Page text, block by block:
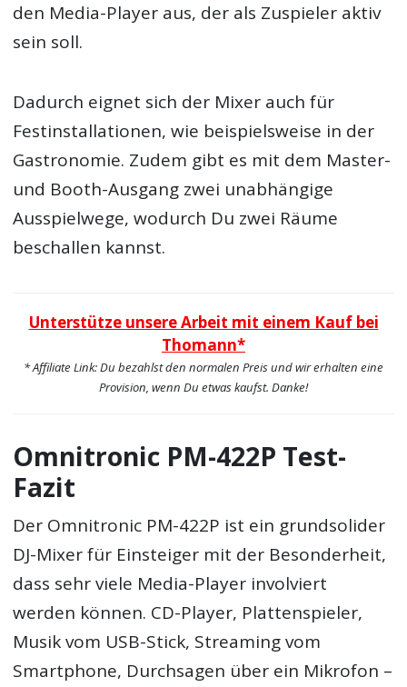
den Media-Player aus, der als Zuspieler aktiv
sein soll.
Dadurch eignet sich der Mixer auch für
Festinstallationen, wie beispielsweise in der
Gastronomie. Zudem gibt es mit dem Master-
und Booth-Ausgang zwei unabhängige
Ausspielwege, wodurch Du zwei Räume
beschallen kannst.
Unterstütze unsere Arbeit mit einem Kauf bei
Thomann*
* Affiliate Link: Du bezahlst den normalen Preis und wir erhalten eine
Provision, wenn Du etwas kaufst. Danke!
Omnitronic PM-422P Test-
Fazit
Der Omnitronic PM-422P ist ein grundsolider
DJ-Mixer für Einsteiger mit der Besonderheit,
dass sehr viele Media-Player involviert
werden können. CD-Player, Plattenspieler,
Musik vom USB-Stick, Streaming vom
Smartphone, Durchsagen über ein Mikrofon –